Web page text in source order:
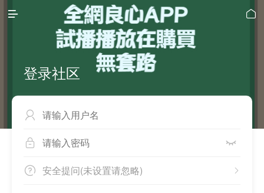
 
登录社区

 
 
安全提问(未设置请忽略)